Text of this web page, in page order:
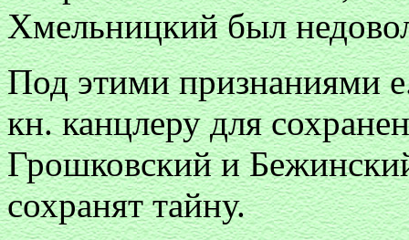
Хмельницкий был
Под этими признаниями
кн. канцлеру для
Грошковский и
сохранят тайну.